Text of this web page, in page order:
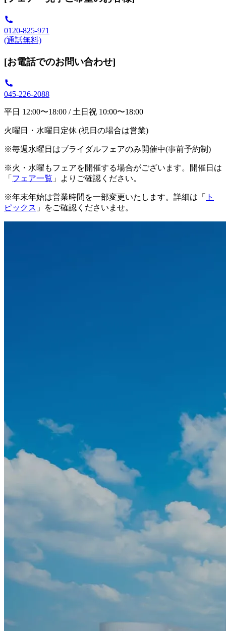
0120-825-971
(通話無料)
[お電話でのお問い合わせ]
045-226-2088
平日 12:00〜18:00 / 土日祝 10:00〜18:00
火曜日・水曜日定休 (祝日の場合は営業)
※毎週水曜日はブライダルフェアのみ開催中(事前予約制)
※火・水曜もフェアを開催する場合がございます。開催日は
「 フェア一覧 」よりご確認ください。
※年末年始は営業時間を一部変更いたします。詳細は「
ト
ピックス 」をご確認くださいませ。